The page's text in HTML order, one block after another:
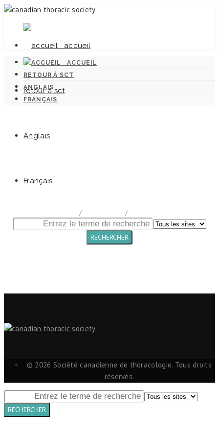
accueil
retour à sct
Anglais
Français
ACCUEIL
RETOUR À SCT
ANGLAIS
FRANÇAIS
Normes canadiennes pour la lutte
/ /
© 2026 Société canadienne de thoracologie. Tous droits
réservés.